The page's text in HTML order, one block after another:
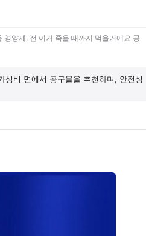
양제, 전 이거 죽을 때까지 먹을거에요 공
비 면에서 공구몰을 추천하며, 안전성